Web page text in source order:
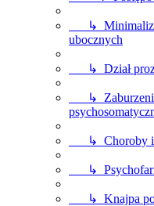
↳
ubocznych
↳ Dział
↳ Zaburzenia
↳ Choroby i
↳
↳ Knajpa